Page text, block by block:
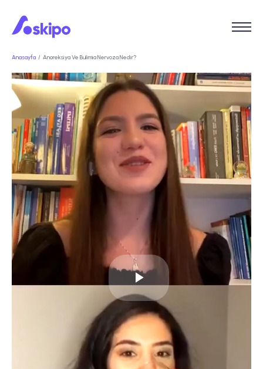
Anasayfa Anoreksiya Ve Bulimia Nervoza Nedir?
Play
Video